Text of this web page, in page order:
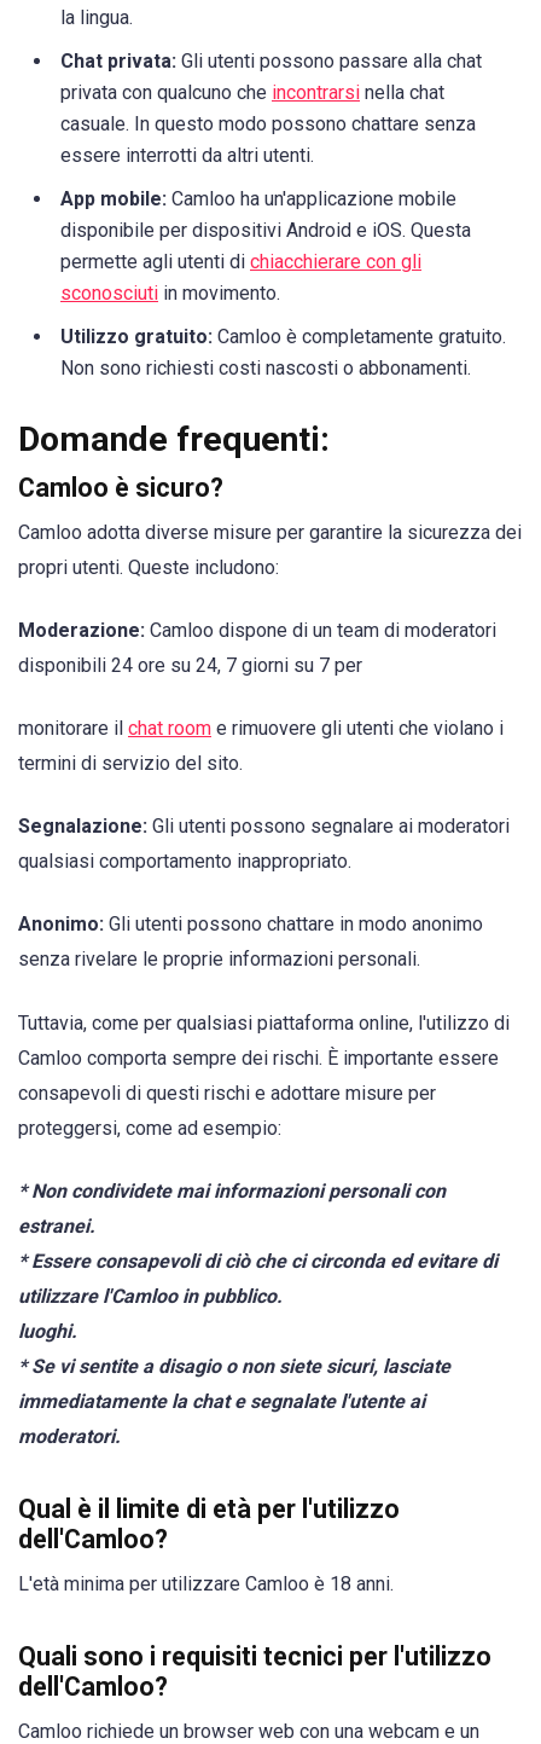
la lingua.
Chat privata: Gli utenti possono passare alla chat
privata con qualcuno che incontrarsi nella chat
casuale. In questo modo possono chattare senza
essere interrotti da altri utenti.
App mobile: Camloo ha un'applicazione mobile
disponibile per dispositivi Android e iOS. Questa
permette agli utenti di chiacchierare con gli
sconosciuti in movimento.
Utilizzo gratuito: Camloo è completamente gratuito.
Non sono richiesti costi nascosti o abbonamenti.
Domande frequenti:
Camloo è sicuro?
Camloo adotta diverse misure per garantire la sicurezza dei
propri utenti. Queste includono:
Moderazione: Camloo dispone di un team di moderatori
disponibili 24 ore su 24, 7 giorni su 7 per
monitorare il chat room e rimuovere gli utenti che violano i
termini di servizio del sito.
Segnalazione: Gli utenti possono segnalare ai moderatori
qualsiasi comportamento inappropriato.
Anonimo: Gli utenti possono chattare in modo anonimo
senza rivelare le proprie informazioni personali.
Tuttavia, come per qualsiasi piattaforma online, l'utilizzo di
Camloo comporta sempre dei rischi. È importante essere
consapevoli di questi rischi e adottare misure per
proteggersi, come ad esempio:
* Non condividete mai informazioni personali con
estranei.
* Essere consapevoli di ciò che ci circonda ed evitare di
utilizzare l'Camloo in pubblico.
luoghi.
* Se vi sentite a disagio o non siete sicuri, lasciate
immediatamente la chat e segnalate l'utente ai
moderatori.
Qual è il limite di età per l'utilizzo
dell'Camloo?
L'età minima per utilizzare Camloo è 18 anni.
Quali sono i requisiti tecnici per l'utilizzo
dell'Camloo?
Camloo richiede un browser web con una webcam e un